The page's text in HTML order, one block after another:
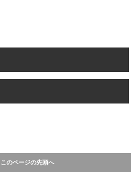
このページの先頭へ